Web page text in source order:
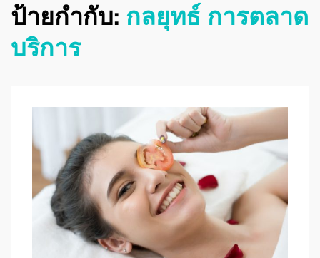
ป้ายกำกับ: กลยุทธ์ การตลาด
บริการ